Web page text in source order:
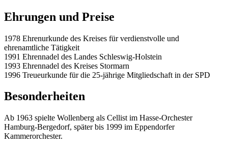
Ehrungen und Preise
1978 Ehrenurkunde des Kreises für verdienstvolle und
ehrenamtliche Tätigkeit
1991 Ehrennadel des Landes Schleswig-Holstein
1993 Ehrennadel des Kreises Stormarn
1996 Treueurkunde für die 25-jährige Mitgliedschaft in der SPD
Besonderheiten
Ab 1963 spielte Wollenberg als Cellist im Hasse-Orchester
Hamburg-Bergedorf, später bis 1999 im Eppendorfer
Kammerorchester.